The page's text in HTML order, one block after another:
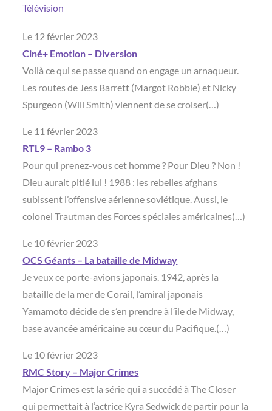
Télévision
Le 12 février 2023
Ciné+ Emotion – Diversion
Voilà ce qui se passe quand on engage un arnaqueur.
Les routes de Jess Barrett (Margot Robbie) et Nicky
Spurgeon (Will Smith) viennent de se croiser(…)
Le 11 février 2023
RTL9 – Rambo 3
Pour qui prenez-vous cet homme ? Pour Dieu ? Non !
Dieu aurait pitié lui ! 1988 : les rebelles afghans
subissent l’offensive aérienne soviétique. Aussi, le
colonel Trautman des Forces spéciales américaines(…)
Le 10 février 2023
OCS Géants – La bataille de Midway
Je veux ce porte-avions japonais. 1942, après la
bataille de la mer de Corail, l’amiral japonais
Yamamoto décide de s’en prendre à l’île de Midway,
base avancée américaine au cœur du Pacifique.(…)
Le 10 février 2023
RMC Story – Major Crimes
Major Crimes est la série qui a succédé à The Closer
qui permettait à l’actrice Kyra Sedwick de partir pour la